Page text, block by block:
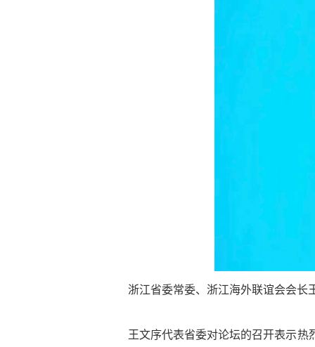
浙江省委常委、浙江海外联谊会会长
王文序代表省委对论坛的召开表示热烈